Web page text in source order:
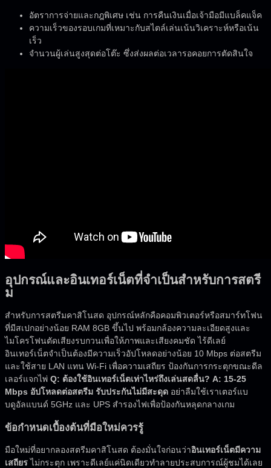
อัตราการจ่ายและกฎพิเศษ เช่น การคืนเงินเมื่อเจ้ามือมีแบล็คแจ็ค
ความเร็วของรอบเกมที่เหมาะกับสไตล์เล่นเน้นวิเคราะห์หรือเน้น
เร็ว
จำนวนผู้เล่นสูงสุดต่อโต๊ะ ซึ่งส่งผลต่อเวลารอคอยการตัดสินใจ
อุปกรณ์และอินเทอร์เน็ตที่จำเป็นสำหรับการสตรี
ม
สำหรับการสตรีมคาสิโนสด อุปกรณ์หลักคือคอมพิวเตอร์หรือสมาร์ทโฟน
ที่มีสเปกอย่างน้อย RAM 8GB ขึ้นไป พร้อมกล้องความละเอียดสูงและ
ไมโครโฟนตัดเสียงรบกวนเพื่อให้ภาพและเสียงคมชัด ไร้ดีเลย์
อินเทอร์เน็ตจำเป็นต้องมีความเร็วอัปโหลดอย่างน้อย 10 Mbps ต่อสตรีม
และใช้สาย LAN แทน Wi-Fi เพื่อความเสถียร ป้องกันการกระตุกขณะดีล
เลอร์แจกไพ่ Q: ต้องใช้อินเทอร์เน็ตเท่าไหร่ถึงเล่นสดลื่น? A: 15-25
Mbps อัปโหลดต่อสตรีม รับประกันไม่มีสะดุด อย่าลืมใช้เราเตอร์แบ
บดูอัลแบนด์ 5GHz และ UPS สำรองไฟเพื่อป้องกันหลุดกลางเกม
ข้อกำหนดเบื้องต้นที่มือใหม่ควรรู้
มือใหม่ที่อยากลองสตรีมคาสิโนสด ต้องมั่นใจก่อนว่าอินเทอร์เน็ตมีความ
เสถียรไม่กระตุก เพราะดีเลย์แค่นิดเดียวทำลายประสบการณ์ผู้ชมได้เลย